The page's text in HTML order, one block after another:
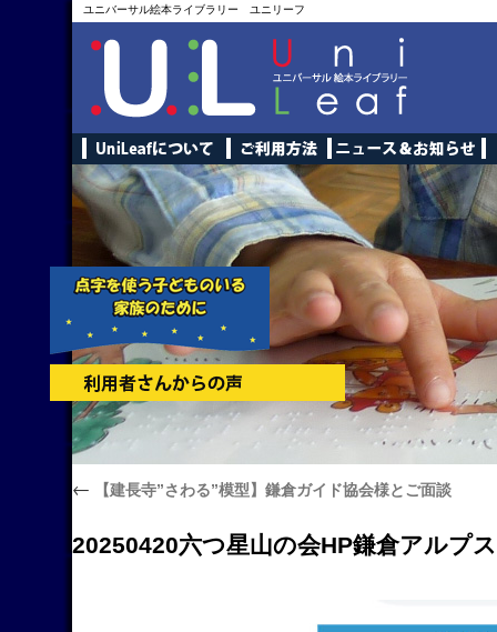
ユニバーサル絵本ライブラリー ユニリーフ
← 【建長寺”さわる”模型】鎌倉ガイド協会様とご面談
20250420六つ星山の会HP鎌倉アルプス